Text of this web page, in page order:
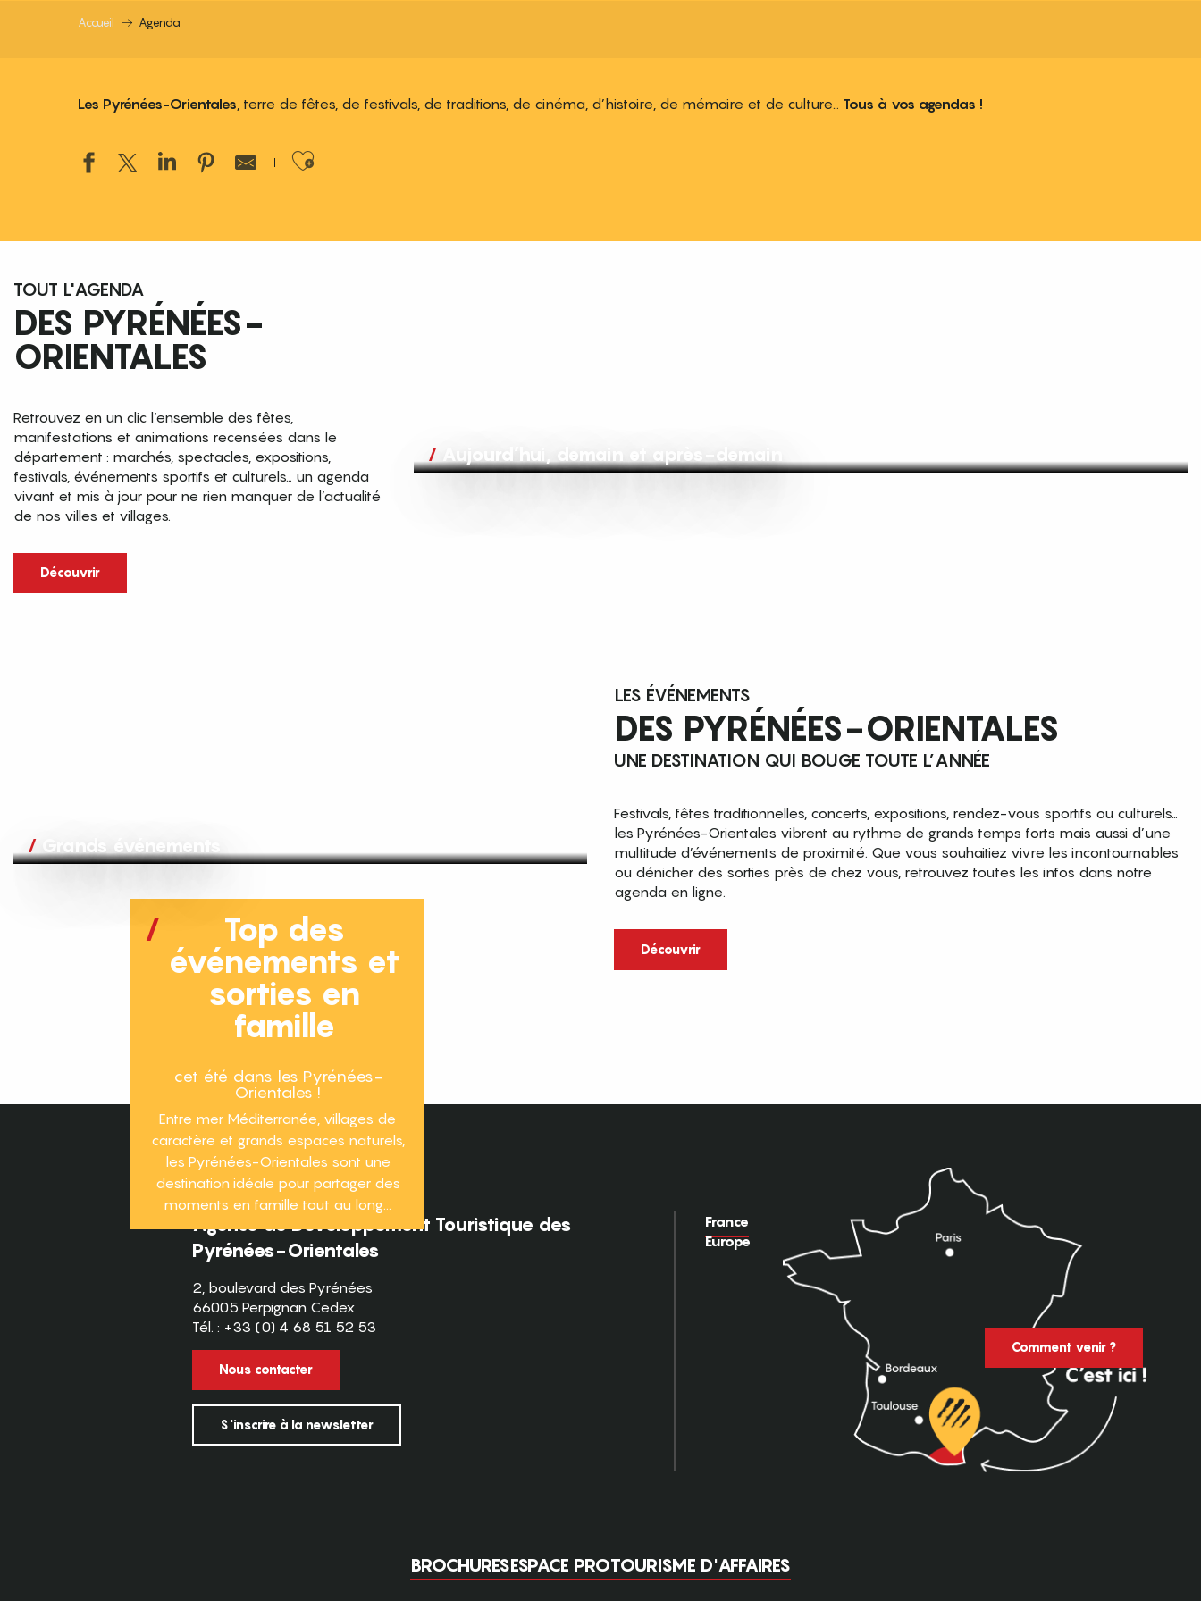
Accueil Agenda
Les Pyrénées-Orientales, terre de fêtes, de festivals, de traditions, de cinéma, d’histoire, de mémoire et de culture… Tous à vos agendas !
Ajouter aux favoris
TOUT L'AGENDA
DES PYRÉNÉES-
ORIENTALES
Retrouvez en un clic l’ensemble des fêtes,
manifestations et animations recensées dans le
département : marchés, spectacles, expositions,
festivals, événements sportifs et culturels… un agenda
vivant et mis à jour pour ne rien manquer de l’actualité
de nos villes et villages.
Découvrir
Aujourd’hui, demain et après-demain
Grands événements
LES ÉVÉNEMENTS
DES PYRÉNÉES-ORIENTALES
UNE DESTINATION QUI BOUGE TOUTE L’ANNÉE
Festivals, fêtes traditionnelles, concerts, expositions, rendez-vous sportifs ou culturels…
les Pyrénées-Orientales vibrent au rythme de grands temps forts mais aussi d’une
multitude d’événements de proximité. Que vous souhaitiez vivre les incontournables
ou dénicher des sorties près de chez vous, retrouvez toutes les infos dans notre
agenda en ligne.
Découvrir
Top des
événements et
sorties en
famille
cet été dans les Pyrénées-
Orientales !
Entre mer Méditerranée, villages de
caractère et grands espaces naturels,
les Pyrénées-Orientales sont une
destination idéale pour partager des
moments en famille tout au long...
Agence de Développement Touristique des
Pyrénées-Orientales
2, boulevard des Pyrénées
66005 Perpignan Cedex
Tél. : +33 (0) 4 68 51 52 53
Nous contacter
S'inscrire à la newsletter
France
Europe
Comment venir ?
BROCHURESESPACE PROTOURISME D'AFFAIRES